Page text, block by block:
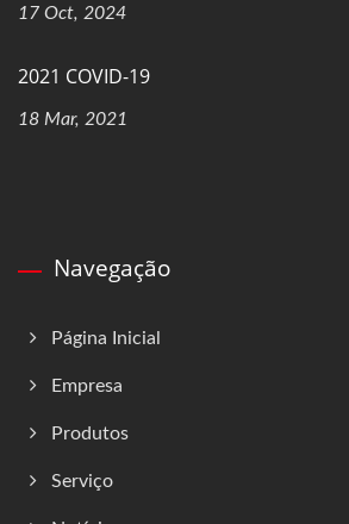
17 Oct, 2024
2021 COVID-19
18 Mar, 2021
Navegação
Página Inicial
Empresa
Produtos
Serviço